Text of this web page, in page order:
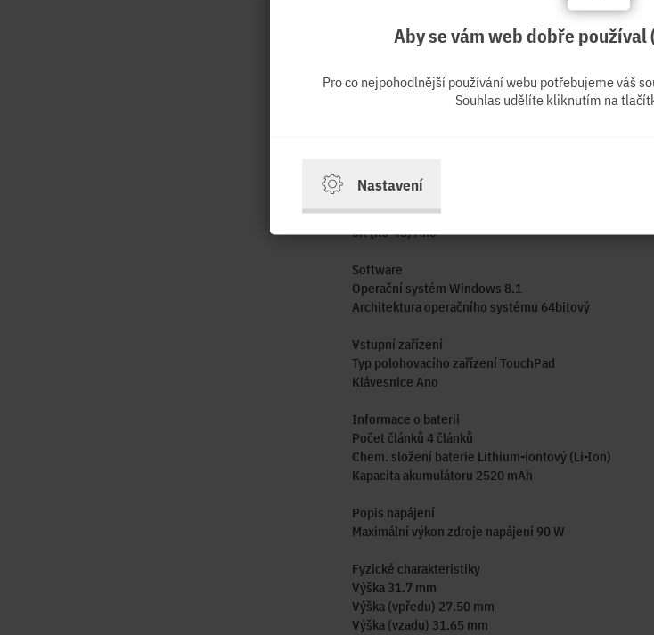
Integrovaná zařízení
Webkamera Ano
Čtečka otisků prstů Ne
Počet portů USB 3.0 2
Celkový počet portů USB 4
VGA Ano
Síť (RJ-45) Ano
Software
Operační systém Windows 8.1
Architektura operačního systému 64bitový
Vstupní zařízení
Typ polohovacího zařízení TouchPad
Klávesnice Ano
Informace o baterii
Počet článků 4 článků
Chem. složení baterie Lithium-iontový (Li-Ion)
Kapacita akumulátoru 2520 mAh
Popis napájení
Maximální výkon zdroje napájení 90 W
Fyzické charakteristiky
Výška 31.7 mm
Výška (vpředu) 27.50 mm
Výška (vzadu) 31.65 mm
Aby se vám web dobře používal
Pro co nejpohodlnější používání webu potřebujeme váš
Souhlas udělíte kliknutím na
Nastavení